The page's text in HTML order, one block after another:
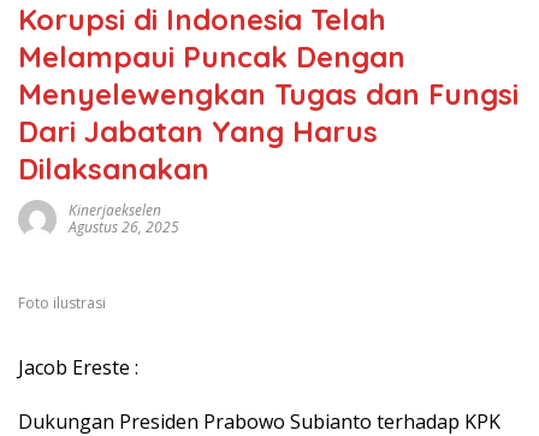
Korupsi di Indonesia Telah
Melampaui Puncak Dengan
Menyelewengkan Tugas dan Fungsi
Dari Jabatan Yang Harus
Dilaksanakan
Kinerjaekselen
Agustus 26, 2025
Foto ilustrasi
Jacob Ereste :
Dukungan Presiden Prabowo Subianto terhadap KPK